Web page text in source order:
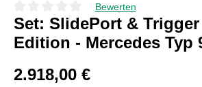
Durchschnittliche Bewertung von 0 von 5
Bewerten
Set: SlidePort &
Edition - Mercedes Typ
2.918,00 €